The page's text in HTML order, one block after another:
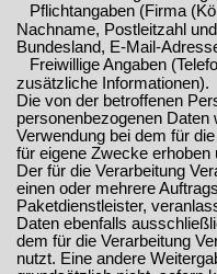
Pflichtangaben (Firma
Nachname, Postleitzahl
Bundesland, E-Mail-
Freiwillige Angaben
zusätzliche Informationen).
Die von der betroffenen
personenbezogenen
Verwendung bei dem für
für eigene Zwecke erhoben
Der für die Verarbeitung
einen oder mehrere
Paketdienstleister,
Daten ebenfalls
dem für die Verarbeitung
nutzt. Eine andere